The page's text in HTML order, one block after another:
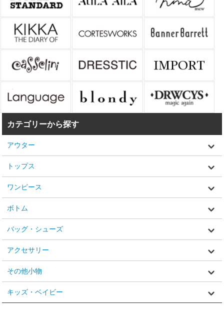
カテゴリーから探す
アウター
トップス
ワンピース
ボトム
バッグ・シューズ
アクセサリー
その他小物
キッズ・ベイビー